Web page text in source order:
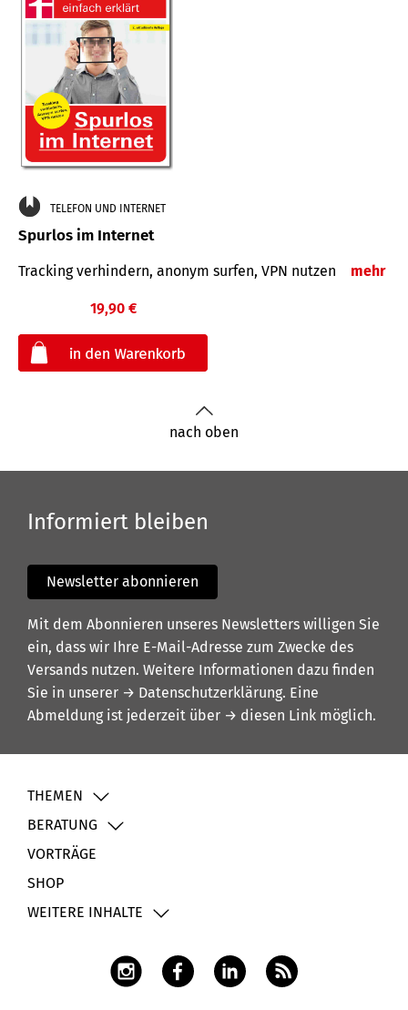
TELEFON UND INTERNET
Spurlos im Internet
Tracking verhindern, anonym surfen, VPN nutzen mehr
19,90 €
nach oben
Informiert bleiben
Newsletter abonnieren
Mit dem Abonnieren unseres Newsletters willigen Sie
ein, dass wir Ihre E-Mail-Adresse zum Zwecke des
Versands nutzen. Weitere Informationen dazu finden
Sie in unserer → Datenschutzerklärung. Eine
Abmeldung ist jederzeit über → diesen Link möglich.
THEMEN
BERATUNG
VORTRÄGE
SHOP
WEITERE INHALTE